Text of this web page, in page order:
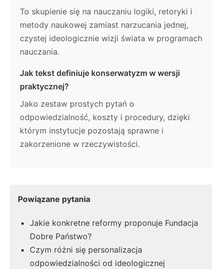
To skupienie się na nauczaniu logiki, retoryki i
metody naukowej zamiast narzucania jednej,
czystej ideologicznie wizji świata w programach
nauczania.
Jak tekst definiuje konserwatyzm w wersji
praktycznej?
Jako zestaw prostych pytań o
odpowiedzialność, koszty i procedury, dzięki
którym instytucje pozostają sprawne i
zakorzenione w rzeczywistości.
Powiązane pytania
Jakie konkretne reformy proponuje Fundacja
Dobre Państwo?
Czym różni się personalizacja
odpowiedzialności od ideologicznej